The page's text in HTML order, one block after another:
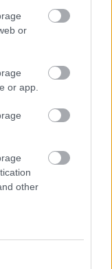
or
or app.
other
Zrt.
Flórián téri
a KM Építőt,
5. blokk új
repülőtér